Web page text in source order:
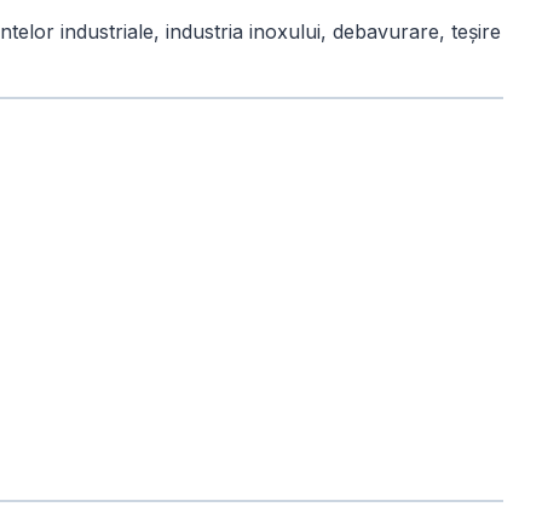
industriale, industria inoxului, debavurare, teșire